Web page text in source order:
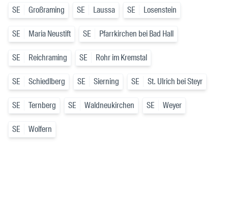
SE Großraming SE Laussa SE Losenstein
SE Maria Neustift SE Pfarrkirchen bei Bad Hall
SE Reichraming SE Rohr im Kremstal
SE Schiedlberg SE Sierning SE St. Ulrich bei Steyr
SE Ternberg SE Waldneukirchen SE Weyer
SE Wolfern